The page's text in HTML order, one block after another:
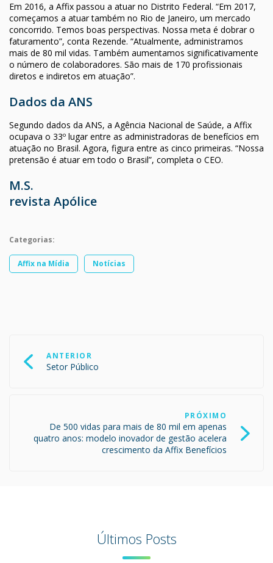
Em 2016, a Affix passou a atuar no Distrito Federal. “Em 2017,
começamos a atuar também no Rio de Janeiro, um mercado
concorrido. Temos boas perspectivas. Nossa meta é dobrar o
faturamento”, conta Rezende. “Atualmente, administramos
mais de 80 mil vidas. Também aumentamos significativamente
o número de colaboradores. São mais de 170 profissionais
diretos e indiretos em atuação”.
Dados da ANS
Segundo dados da ANS, a Agência Nacional de Saúde, a Affix
ocupava o 33º lugar entre as administradoras de benefícios em
atuação no Brasil. Agora, figura entre as cinco primeiras. “Nossa
pretensão é atuar em todo o Brasil”, completa o CEO.
M.S.
revista Apólice
Categorias:
Affix na Mídia Notícias
Post ANTERIOR
Setor Público
PRÓXIMO
De 500 vidas para mais de 80 mil em apenas
quatro anos: modelo inovador de gestão acelera
crescimento da Affix Benefícios
Últimos Posts